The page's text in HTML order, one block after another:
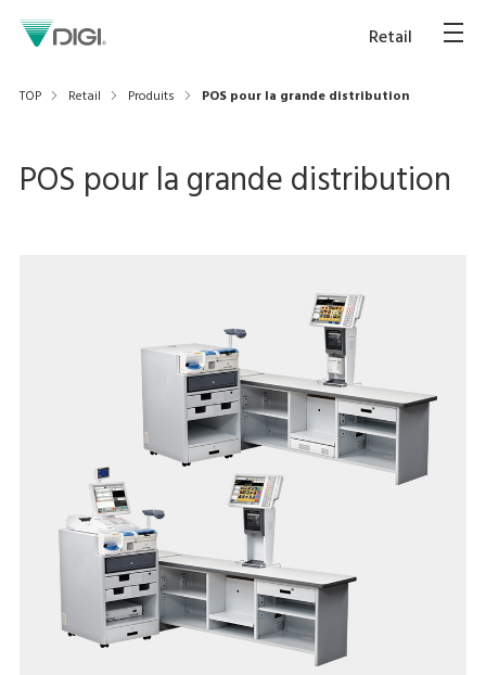
Retail
TOP Retail Produits POS pour la grande distribution
POS pour la grande distribution